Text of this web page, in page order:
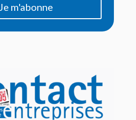
Je m'abonne